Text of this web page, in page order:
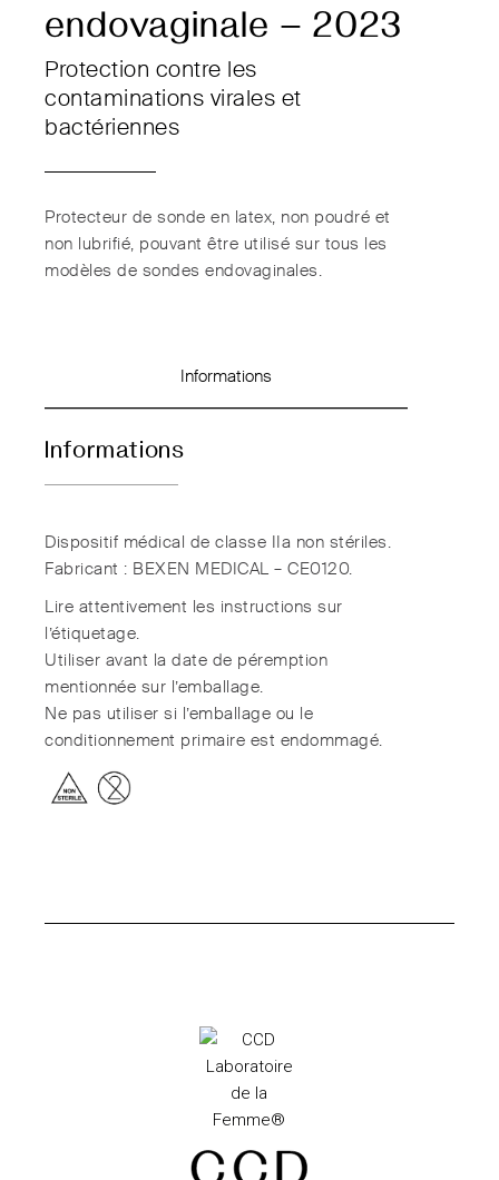
endovaginale – 2023
Protection contre les
contaminations virales et
bactériennes
Protecteur de sonde en latex, non poudré et
non lubrifié, pouvant être utilisé sur tous les
modèles de sondes endovaginales.
Informations
Informations
Dispositif médical de classe IIa non stériles.
Fabricant : BEXEN MEDICAL – CE0120.
Lire attentivement les instructions sur
l’étiquetage.
Utiliser avant la date de péremption
mentionnée sur l’emballage.
Ne pas utiliser si l’emballage ou le
conditionnement primaire est endommagé.